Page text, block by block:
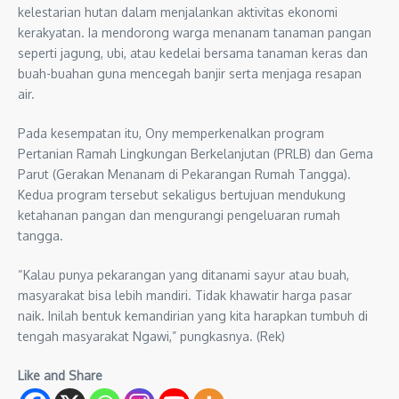
kelestarian hutan dalam menjalankan aktivitas ekonomi
kerakyatan. Ia mendorong warga menanam tanaman pangan
seperti jagung, ubi, atau kedelai bersama tanaman keras dan
buah-buahan guna mencegah banjir serta menjaga resapan
air.
Pada kesempatan itu, Ony memperkenalkan program
Pertanian Ramah Lingkungan Berkelanjutan (PRLB) dan Gema
Parut (Gerakan Menanam di Pekarangan Rumah Tangga).
Kedua program tersebut sekaligus bertujuan mendukung
ketahanan pangan dan mengurangi pengeluaran rumah
tangga.
“Kalau punya pekarangan yang ditanami sayur atau buah,
masyarakat bisa lebih mandiri. Tidak khawatir harga pasar
naik. Inilah bentuk kemandirian yang kita harapkan tumbuh di
tengah masyarakat Ngawi,” pungkasnya. (Rek)
Like and Share